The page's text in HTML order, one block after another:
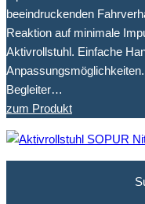
beeindruckenden
Reaktion auf minimale
Aktivrollstuhl. Einfache
Begleiter…
zum Produkt